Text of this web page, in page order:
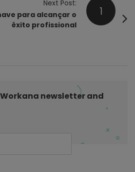
1
Next Post:
para alcançar o
êxito profissional
newsletter and